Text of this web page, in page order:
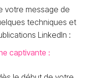
votre message de
techniques et
LinkedIn :
captivante :